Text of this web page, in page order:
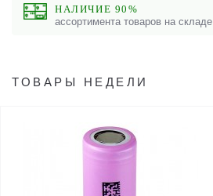
НАЛИЧИЕ 90%
ассортимента товаров на складе
ТОВАРЫ НЕДЕЛИ